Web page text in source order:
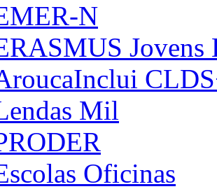
N
Jovens
Mil
Oficinas